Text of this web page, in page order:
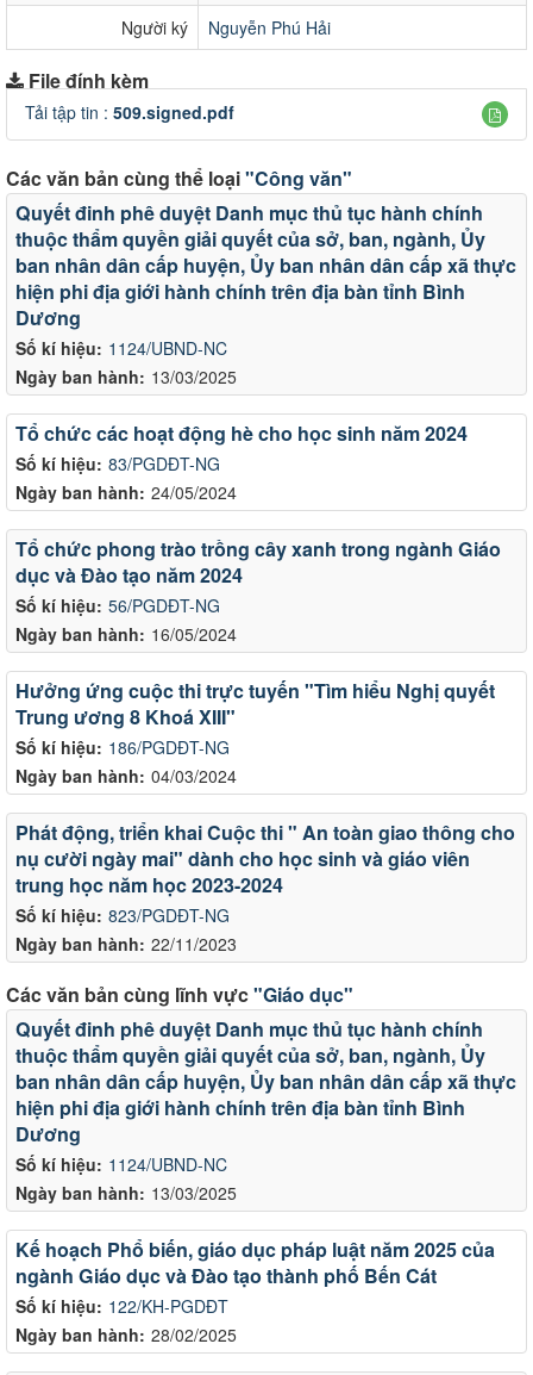
Người ký
Nguyễn Phú Hải
File đính kèm
Tải tập tin : 509.signed.pdf
Các văn bản cùng thể loại"Công văn"
Số kí hiệu: 1124/UBND-NC
Ngày ban hành: 13/03/2025
Quyết đinh phê duyệt Danh mục thủ tục hành chính
thuộc thẩm quyền giải quyết của sở, ban, ngành, Ủy
ban nhân dân cấp huyện, Ủy ban nhân dân cấp xã thực
hiện phi địa giới hành chính trên địa bàn tỉnh Bình
Dương
Số kí hiệu: 83/PGDĐT-NG
Ngày ban hành: 24/05/2024
Tổ chức các hoạt động hè cho học sinh năm 2024
Số kí hiệu: 56/PGDĐT-NG
Ngày ban hành: 16/05/2024
Tổ chức phong trào trồng cây xanh trong ngành Giáo
dục và Đào tạo năm 2024
Số kí hiệu: 186/PGDĐT-NG
Ngày ban hành: 04/03/2024
Hưởng ứng cuộc thi trực tuyến "Tìm hiểu Nghị quyết
Trung ương 8 Khoá XIII"
Số kí hiệu: 823/PGDĐT-NG
Ngày ban hành: 22/11/2023
Phát động, triển khai Cuộc thi " An toàn giao thông cho
nụ cười ngày mai" dành cho học sinh và giáo viên
trung học năm học 2023-2024
Các văn bản cùng lĩnh vực"Giáo dục"
Số kí hiệu: 1124/UBND-NC
Ngày ban hành: 13/03/2025
Quyết đinh phê duyệt Danh mục thủ tục hành chính
thuộc thẩm quyền giải quyết của sở, ban, ngành, Ủy
ban nhân dân cấp huyện, Ủy ban nhân dân cấp xã thực
hiện phi địa giới hành chính trên địa bàn tỉnh Bình
Dương
Số kí hiệu: 122/KH-PGDĐT
Ngày ban hành: 28/02/2025
Kế hoạch Phổ biến, giáo dục pháp luật năm 2025 của
ngành Giáo dục và Đào tạo thành phố Bến Cát